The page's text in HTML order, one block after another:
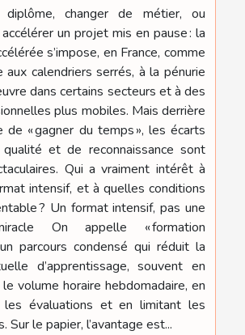
changer de métier, ou
un projet mis en pause : la
s’impose, en France, comme
aux calendriers serrés, à la pénurie
dans certains secteurs et à des
plus mobiles. Mais derrière
de « gagner du temps », les écarts
et de reconnaissance sont
Qui a vraiment intérêt à
intensif, et à quelles conditions
? Un format intensif, pas une
On appelle « formation
parcours condensé qui réduit la
d’apprentissage, souvent en
volume horaire hebdomadaire, en
les évaluations et en limitant les
Sur le papier, l’avantage est...